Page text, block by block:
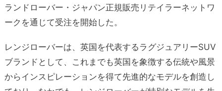
ランドローバー・ジャパン正規販売リテイラーネットワ
ークを通じて受注を開始した。
レンジローバーは、英国を代表するラグジュアリーSUV
ブランドとして、これまでも英国を象徴する伝統や風景
からインスピレーションを得て先進的なモデルを創造し